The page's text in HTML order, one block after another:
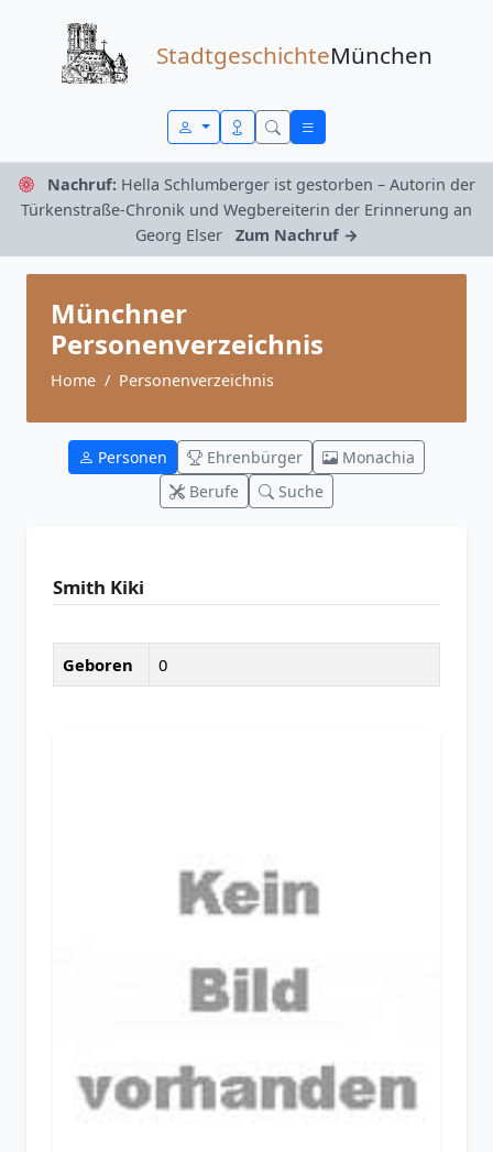
StadtgeschichteMünchen
Nachruf: Hella Schlumberger ist gestorben – Autorin der
Türkenstraße-Chronik und Wegbereiterin der Erinnerung an
Georg Elser
Zum Nachruf →
Münchner
Personenverzeichnis
Home Personenverzeichnis
Personen Ehrenbürger
Monachia
Berufe
Suche
Smith Kiki
Geboren 0